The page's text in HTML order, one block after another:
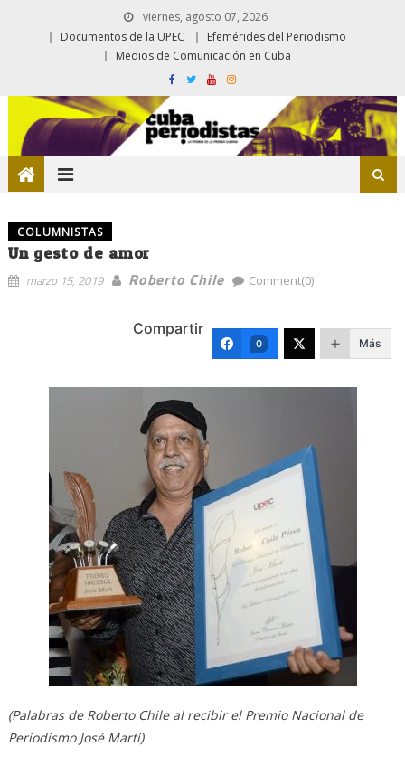
viernes, agosto 07, 2026
Documentos de la UPEC
Efemérides del Periodismo
Medios de Comunicación en Cuba
COLUMNISTAS
Un gesto de amor
marzo 15, 2019 Roberto Chile Comment(0)
Compartir
0 Más
(Palabras de Roberto Chile al recibir el Premio Nacional de
Periodismo José Martí)